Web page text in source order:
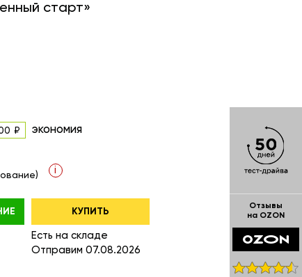
старт»
экономия
i
КУПИТЬ
Есть на складе
Отправим 07.08.2026
Отзывы
на OZON